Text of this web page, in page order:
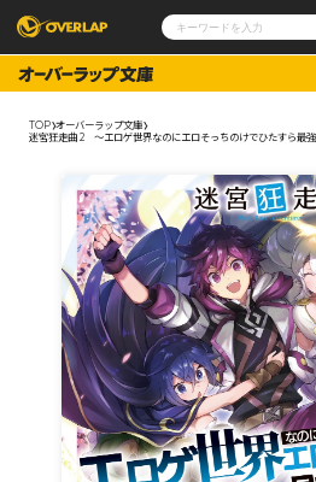
コミックガルド
コミッククリエ
LiQulle
ノ
ノ
ポケットモンスター
アニメ
ゲーム
オ
企業
会社概要
採用情報
アクセス
オーバーラップホールディングス
お
オーバーラップ文
オーバーラップノベ
オーバーラップノベ
TOP オーバーラップ文庫
迷宮狂走曲 2 ～エロゲ世界なのにエロそっちのけでひたすら最